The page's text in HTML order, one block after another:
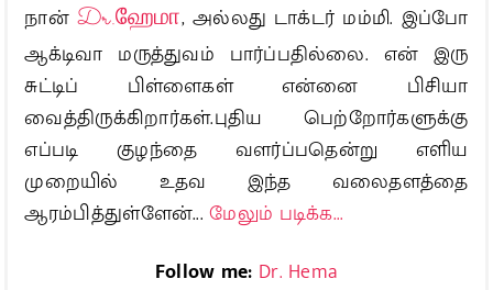
நான்Dr.ஹேமா, அல்லது டாக்டர் மம்மி. இப்போ
ஆக்டிவா மருத்துவம் பார்ப்பதில்லை. என் இரு
சுட்டிப் பிள்ளைகள் என்னை பிசியா
வைத்திருக்கிறார்கள்.புதிய பெற்றோர்களுக்கு
எப்படி குழந்தை வளர்ப்பதென்று எளிய
முறையில் உதவ இந்த வலைதளத்தை
ஆரம்பித்துள்ளேன்...மேலும் படிக்க...
Follow me: Dr. Hema